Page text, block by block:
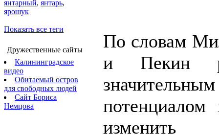
янтарный, янтарь,
ярошук
Показать все теги
Дружественные сайты
Калининградское
видео
Обитаемый остров
для свободных людей
Сайт Бориса
Немцова
По словам
и Пекин
изменить